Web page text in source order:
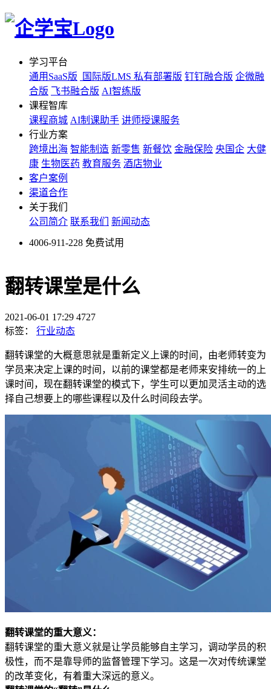
学习平台
通用SaaS版
国际版LMS 私有部署版 钉钉融合版 企微融
合版 飞书融合版 AI智练版
课程智库
课程商城 AI制课助手 讲师授课服务
行业方案
跨境出海 智能制造 新零售 新餐饮 金融保险 央国企 大健
康 生物医药 教育服务 酒店物业
客户案例
渠道合作
关于我们
公司简介 联系我们 新闻动态
4006-911-228 免费试用
翻转课堂是什么
2021-06-01 17:29 4727
标签：
行业动态
翻转课堂的大概意思就是重新定义上课的时间，由老师转变为
学员来决定上课的时间，以前的课堂都是老师来安排统一的上
课时间，现在翻转课堂的模式下，学生可以更加灵活主动的选
择自己想要上的哪些课程以及什么时间段去学。
翻转课堂的重大意义：
翻转课堂的重大意义就是让学员能够自主学习，调动学员的积
极性，而不是靠导师的监督管理下学习。这是一次对传统课堂
的改革变化，有着重大深远的意义。